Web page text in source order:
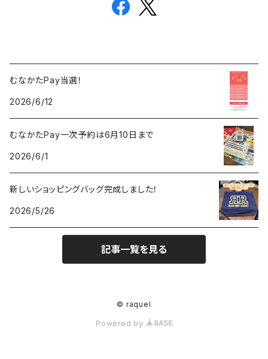
むなかたPay当選！
2026/6/12
むなかたPay一次予約は6月10日まで
2026/6/1
新しいショッピングバッグ完成しました！
2026/5/26
記事一覧を見る
© raquel
Powered by